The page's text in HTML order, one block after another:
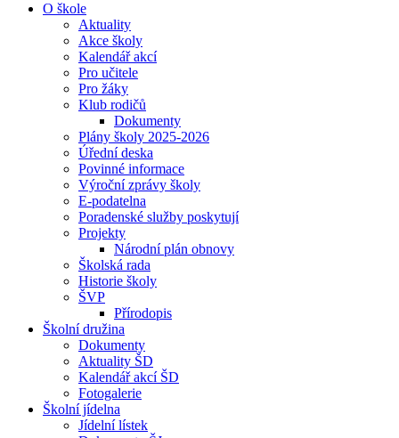
O škole
Aktuality
Akce školy
Kalendář akcí
Pro učitele
Pro žáky
Klub rodičů
Dokumenty
Plány školy 2025-2026
Úřední deska
Povinné informace
Výroční zprávy školy
E-podatelna
Poradenské služby poskytují
Projekty
Národní plán obnovy
Školská rada
Historie školy
ŠVP
Přírodopis
Školní družina
Dokumenty
Aktuality ŠD
Kalendář akcí ŠD
Fotogalerie
Školní jídelna
Jídelní lístek